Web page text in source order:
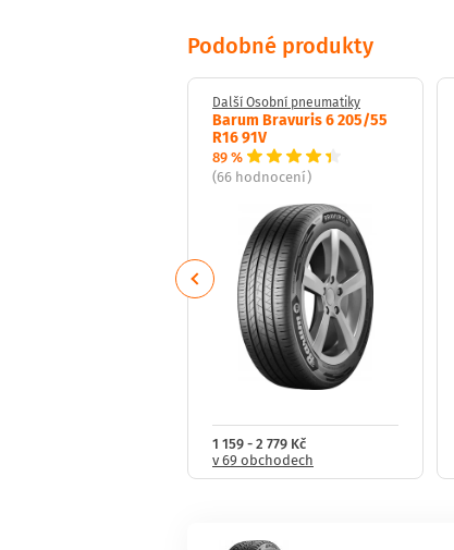
Podobné produkty
Další Osobní pneumatiky
Barum Bravuris 6 205/55
R16 91V
89 %
(66 hodnocení)
1 159 - 2 779 Kč
v 69 obchodech
Previous